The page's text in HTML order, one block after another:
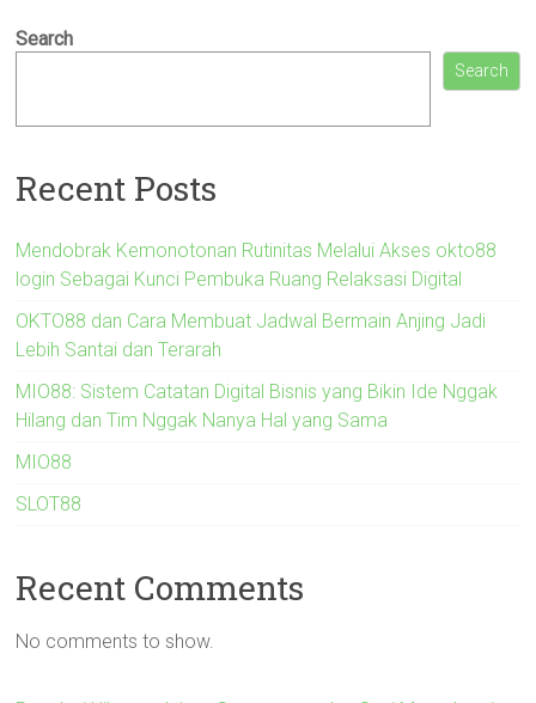
Search
Search
Recent Posts
Mendobrak Kemonotonan Rutinitas Melalui Akses okto88
login Sebagai Kunci Pembuka Ruang Relaksasi Digital
OKTO88 dan Cara Membuat Jadwal Bermain Anjing Jadi
Lebih Santai dan Terarah
MIO88: Sistem Catatan Digital Bisnis yang Bikin Ide Nggak
Hilang dan Tim Nggak Nanya Hal yang Sama
MIO88
SLOT88
Recent Comments
No comments to show.